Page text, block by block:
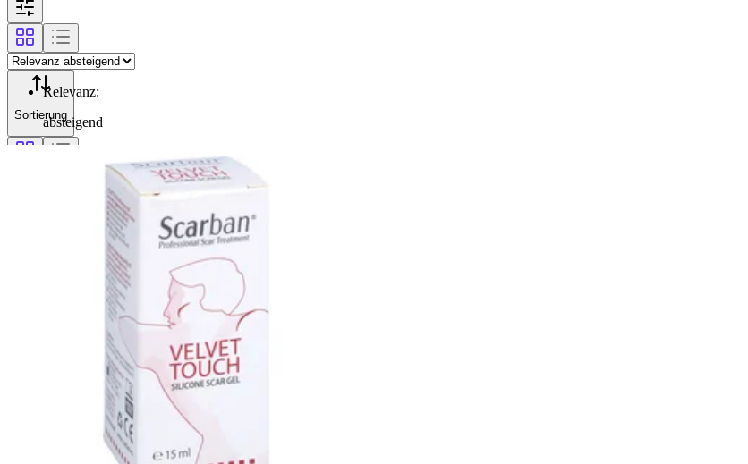
Sortierung
Relevanz:
absteigend